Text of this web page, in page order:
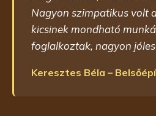
Nagyon szimpatikus volt
kicsinek mondható
foglalkoztak, nagyon
Keresztes Béla –